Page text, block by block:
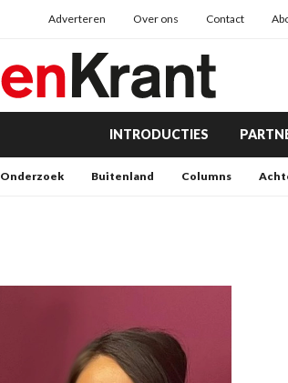
Adverteren Over ons Contact
INTRODUCTIES
Onderzoek Buitenland Columns